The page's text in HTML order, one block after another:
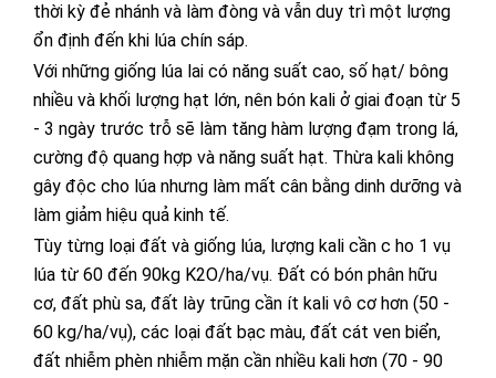
thời kỳ đẻ nhánh và làm đòng và vẫn duy trì một lượng
ổn định đến khi lúa chín sáp.
Với những giống lúa lai có năng suất cao, số hạt/ bông
nhiều và khối lượng hạt lớn, nên bón kali ở giai đoạn từ 5
- 3 ngày trước trỗ sẽ làm tăng hàm lượng đạm trong lá,
cường độ quang hợp và năng suất hạt. Thừa kali không
gây độc cho lúa nhưng làm mất cân bằng dinh dưỡng và
làm giảm hiệu quả kinh tế.
Tùy từng loại đất và giống lúa, lượng kali cần c ho 1 vụ
lúa từ 60 đến 90kg K2O/ha/vụ. Đất có bón phân hữu
cơ, đất phù sa, đất lày trũng cần ít kali vô cơ hơn (50 -
60 kg/ha/vụ), các loại đất bạc màu, đất cát ven biển,
đất nhiễm phèn nhiễm mặn cần nhiều kali hơn (70 - 90